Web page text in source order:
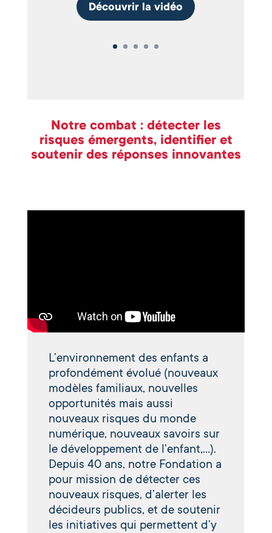
Découvrir la vidéo
Notre combat : détecter les
risques émergents, identifier et
soutenir des réponses innovantes
L’environnement des enfants a
profondément évolué (nouveaux
modèles familiaux, nouvelles
opportunités mais aussi
nouveaux risques du monde
numérique, nouveaux savoirs sur
le développement de l’enfant,…).
Depuis 40 ans, notre Fondation a
pour mission de détecter ces
nouveaux risques, d’alerter les
décideurs publics, et de soutenir
les initiatives qui permettent d’y